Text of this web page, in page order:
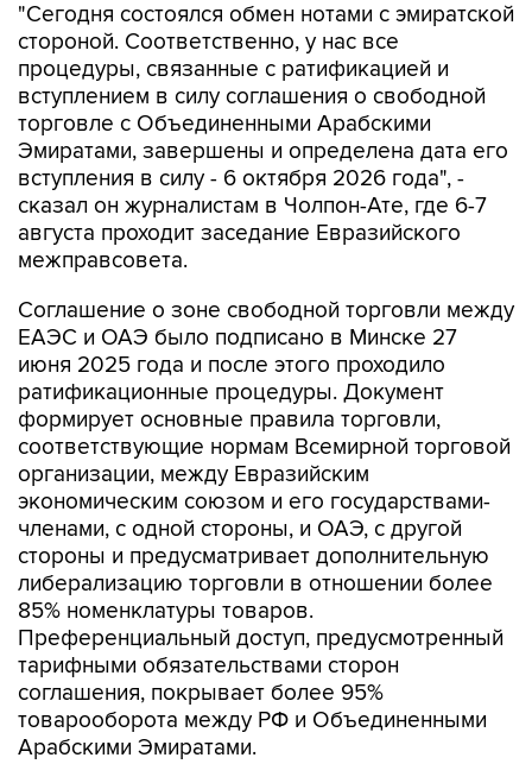
"Сегодня состоялся обмен нотами с эмиратской
стороной. Соответственно, у нас все
процедуры, связанные с ратификацией и
вступлением в силу соглашения о свободной
торговле с Объединенными Арабскими
Эмиратами, завершены и определена дата его
вступления в силу - 6 октября 2026 года", -
сказал он журналистам в Чолпон-Ате, где 6-7
августа проходит заседание Евразийского
межправсовета.
Соглашение о зоне свободной торговли между
ЕАЭС и ОАЭ было подписано в Минске 27
июня 2025 года и после этого проходило
ратификационные процедуры. Документ
формирует основные правила торговли,
соответствующие нормам Всемирной торговой
организации, между Евразийским
экономическим союзом и его государствами-
членами, с одной стороны, и ОАЭ, с другой
стороны и предусматривает дополнительную
либерализацию торговли в отношении более
85% номенклатуры товаров.
Преференциальный доступ, предусмотренный
тарифными обязательствами сторон
соглашения, покрывает более 95%
товарооборота между РФ и Объединенными
Арабскими Эмиратами.